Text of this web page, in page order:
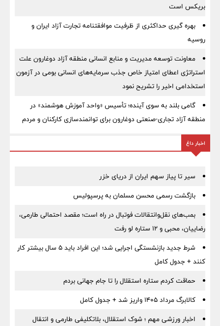
بریکس است
بهره گیری حداکثری از ظرفیت موافقتنامه تجارت آزاد ایران و
روسیه
معاونت توسعه مدیریت و منابع انسانی منطقه آزاد دوغارون علت
استراتژی اعطای امتیاز خاص جذب سرمایه‌های انسانی بومی در آزمون
استخدامی اخیر را تشریح نمود
گامی بلند به سوی آینده؛ تأسیس «واحد آموزش هوشمند» در
منطقه آزاد تجاری-صنعتی دوغارون برای توانمندسازی کارکنان و مردم
اخبار داغ
سیر تا پیاز سهم ایران از دریای خزر
بازگشت رسمی محسن مسلمان به پرسپولیس
بمب‌های نقل‌وانتقالات فوتبال در راه است؛ مقصد احتمالی طارمی،
رضاییان، محبی و ۱۲ ستاره لو رفت
شرط جدید بازنشستگی اجرایی شد؛ این افراد باید ۵ سال بیشتر کار
کنند + جدول کامل
حماقت کردم ستاره استقلال را تا جام جهانی بردم
کالابرگ مرداد ۱۴۰۵ واریز شد + جدول کامل
اخبار ورزشی مهم ؛ شوک استقلال، بلاتکلیفی طارمی و انتقال